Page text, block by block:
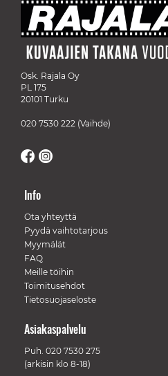
Osk. Rajala Oy
PL 175
20101 Turku
020 7530 222 (Vaihde)
Info
Ota yhteyttä
Pyydä vaihtotarjous
Myymälät
FAQ
Meille töihin
Toimitusehdot
Tietosuojaseloste
Asiakaspalvelu
Puh. 020 7530 275
(arkisin klo 8-18)